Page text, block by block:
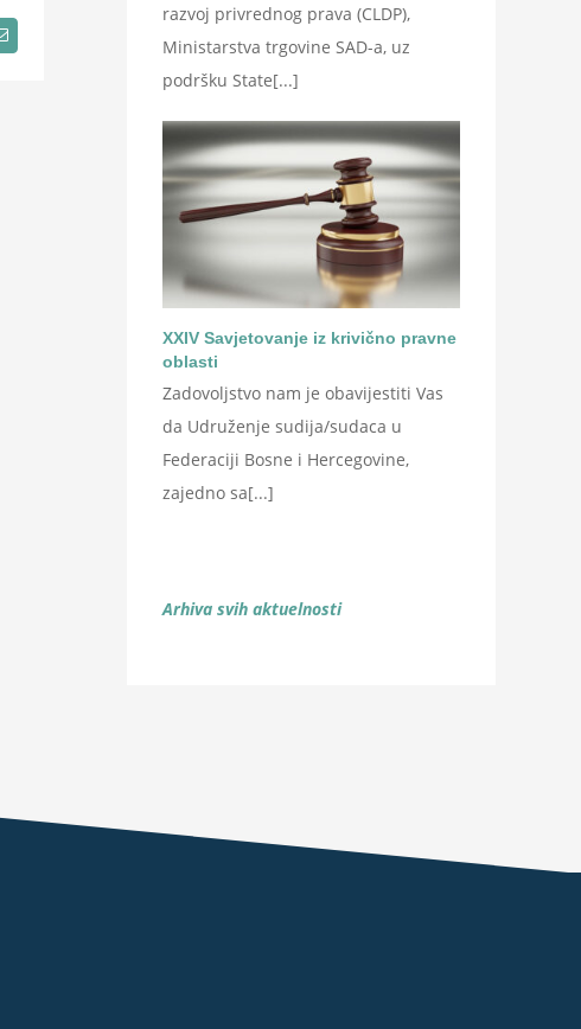
razvoj privrednog prava (CLDP),
Ministarstva trgovine SAD-a, uz
podršku State[...]
XXIV Savjetovanje iz krivično pravne
oblasti
Zadovoljstvo nam je obavijestiti Vas
da Udruženje sudija/sudaca u
Federaciji Bosne i Hercegovine,
zajedno sa[...]
Arhiva svih aktuelnosti